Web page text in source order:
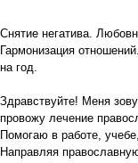
Снятие негатива.
Гармонизация
на год.
Здравствуйте! Меня
провожу лечение
Помогаю в работе,
Направляя